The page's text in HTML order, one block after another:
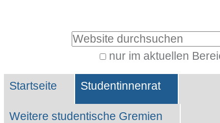
Website durchsuchen
nur im aktuellen
Suche…
Sektionen
Startseite Studentinnenrat
Weitere studentische Gremien